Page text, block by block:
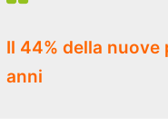
Il 44% della
anni